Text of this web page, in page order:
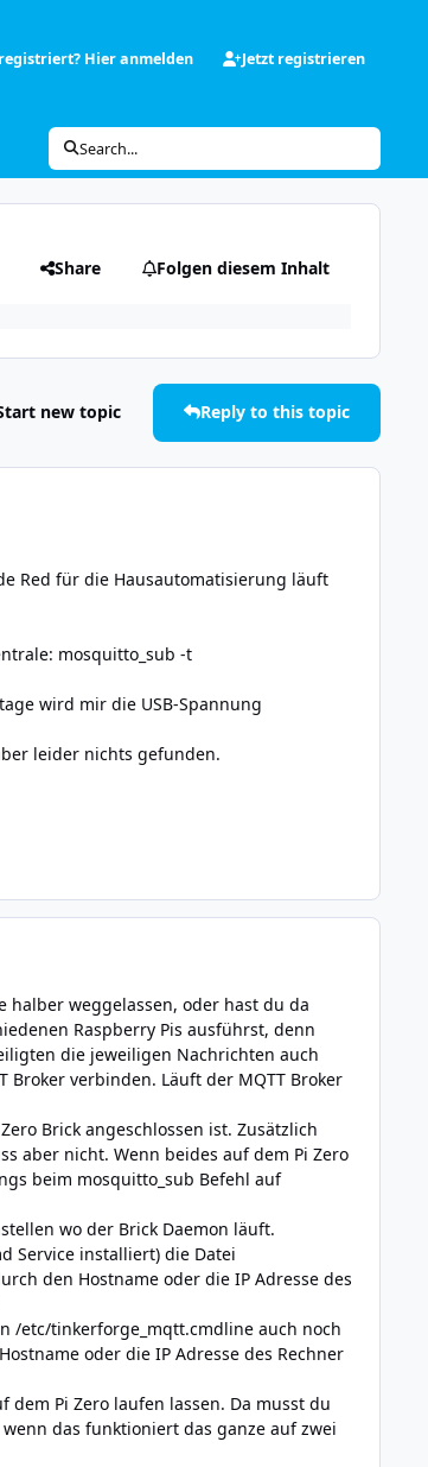
Hier anmelden Jetzt registrieren
Search...
Share Folgen diesem Inhalt
new topic Reply to this topic
Red für die Hausautomatisierung läuft
mosquitto_sub -t
wird mir die USB-Spannung
leider nichts gefunden.
halber weggelassen, oder hast du da
Raspberry Pis ausführst, denn
die jeweiligen Nachrichten auch
Broker verbinden. Läuft der MQTT Broker
Brick angeschlossen ist. Zusätzlich
aber nicht. Wenn beides auf dem Pi Zero
beim mosquitto_sub Befehl auf
wo der Brick Daemon läuft.
Service installiert) die Datei
den Hostname oder die IP Adresse des
/etc/tinkerforge_mqtt.cmdline auch noch
oder die IP Adresse des Rechner
dem Pi Zero laufen lassen. Da musst du
das funktioniert das ganze auf zwei